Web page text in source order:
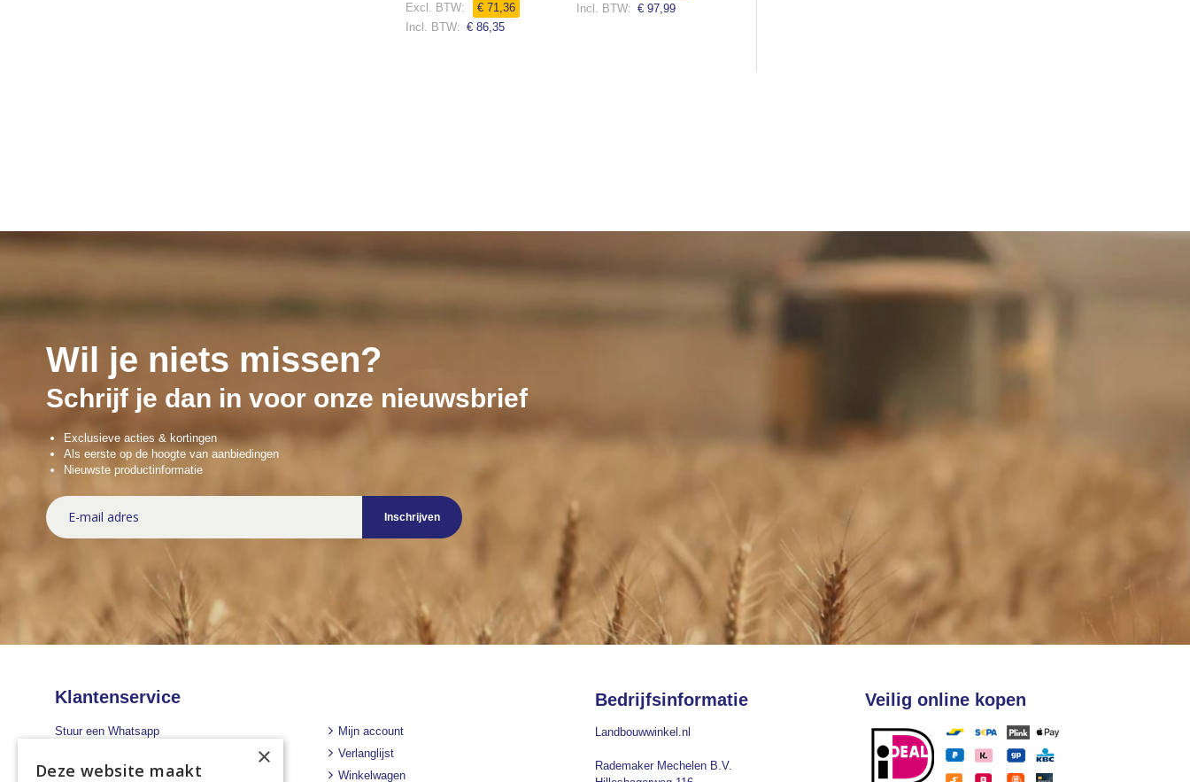
€ 71,36
€ 86,35
€ 97,99
Wil je niets missen?
Schrijf je dan in voor onze nieuwsbrief
Exclusieve acties & kortingen
Als eerste op de hoogte van aanbiedingen
Nieuwste productinformatie
Abonneer
u
op
Inschrijven
Klantenservice
Stuur een Whatsapp
Mijn account
Verlanglijst
Winkelwagen
Bedrijfsinformatie
Landbouwwinkel.nl
Rademaker Mechelen B.V.
Veilig online kopen
×
Deze website maakt